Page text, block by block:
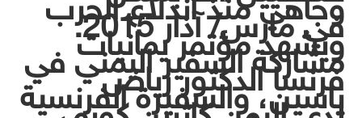
وجاهي منذ اندلاع الحرب
في مارس/ آذار 2015.
ويشهد مؤتمر يمانيات
مشاركة السفير اليمني في
فرنسا الدكتور رياض
ياسين، والسفيرة الفرنسية